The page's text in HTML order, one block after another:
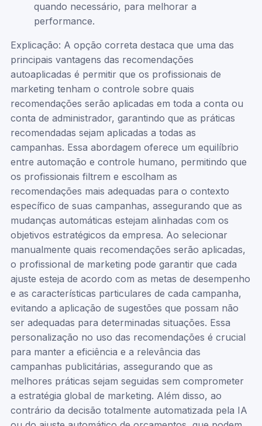
quando necessário, para melhorar a
performance.
Explicação: A opção correta destaca que uma das
principais vantagens das recomendações
autoaplicadas é permitir que os profissionais de
marketing tenham o controle sobre quais
recomendações serão aplicadas em toda a conta ou
conta de administrador, garantindo que as práticas
recomendadas sejam aplicadas a todas as
campanhas. Essa abordagem oferece um equilíbrio
entre automação e controle humano, permitindo que
os profissionais filtrem e escolham as
recomendações mais adequadas para o contexto
específico de suas campanhas, assegurando que as
mudanças automáticas estejam alinhadas com os
objetivos estratégicos da empresa. Ao selecionar
manualmente quais recomendações serão aplicadas,
o profissional de marketing pode garantir que cada
ajuste esteja de acordo com as metas de desempenho
e as características particulares de cada campanha,
evitando a aplicação de sugestões que possam não
ser adequadas para determinadas situações. Essa
personalização no uso das recomendações é crucial
para manter a eficiência e a relevância das
campanhas publicitárias, assegurando que as
melhores práticas sejam seguidas sem comprometer
a estratégia global de marketing. Além disso, ao
contrário da decisão totalmente automatizada pela IA